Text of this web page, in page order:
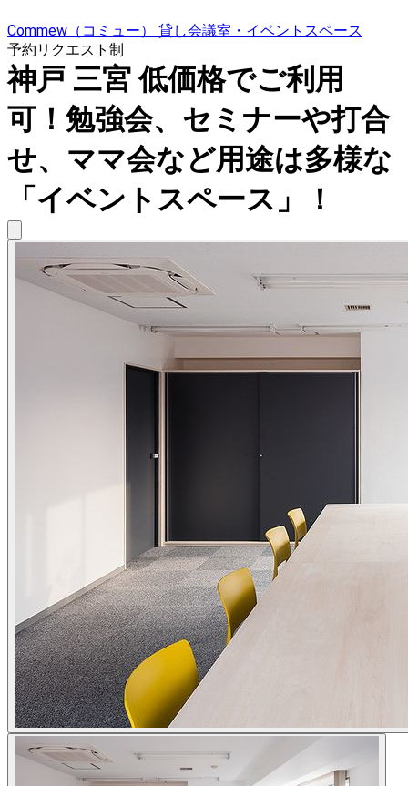
Commew（コミュー） 貸し会議室・イベントスペース
予約リクエスト制
神戸 三宮 低価格でご利用
可！勉強会、セミナーや打合
せ、ママ会など用途は多様な
「イベントスペース」！